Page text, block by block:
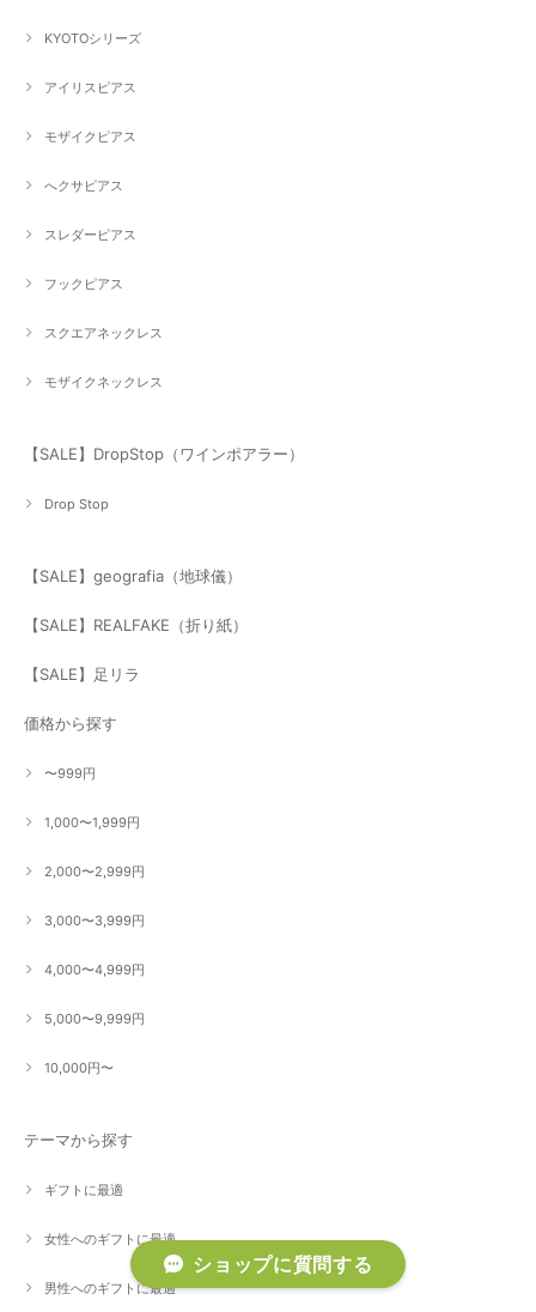
KYOTOシリーズ
アイリスピアス
モザイクピアス
へクサピアス
スレダーピアス
フックピアス
スクエアネックレス
モザイクネックレス
【SALE】DropStop（ワインポアラー）
Drop Stop
【SALE】geografia（地球儀）
【SALE】REALFAKE（折り紙）
【SALE】足リラ
価格から探す
〜999円
1,000〜1,999円
2,000〜2,999円
3,000〜3,999円
4,000〜4,999円
5,000〜9,999円
10,000円〜
テーマから探す
ギフトに最適
女性へのギフトに最適
男性へのギフトに最適
ショップに質問する